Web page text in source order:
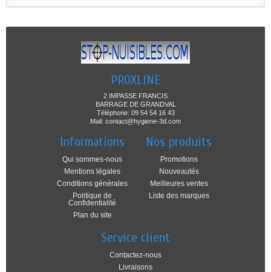
PROXLINE
2 IMPASSE FRANCIS
BARRAGE DE GRANDVAL
Téléphone: 09 54 54 16 43
Mail: contact@hygiene-3d.com
Informations
Qui sommes-nous
Mentions légales
Conditions générales
Politique de
Confidentialité
Plan du site
Nos produits
Promotions
Nouveautés
Meilleures ventes
Liste des marques
Service client
Contactez-nous
Livraisons